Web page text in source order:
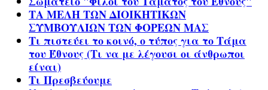
ΤΑ ΜΕΛΗ ΤΩΝ ΔΙΟΙΚΗΤΙΚΩΝ
ΣΥΜΒΟΥΛΙΩΝ ΤΩΝ ΦΟΡΕΩΝ ΜΑΣ
Τι πιστεύει το κοινό, ο τύπος για το Τάμα
του Έθνους (Τι να με λέγουσι οι άνθρωποι
είναι)
Τι Πρεσβεύουμε